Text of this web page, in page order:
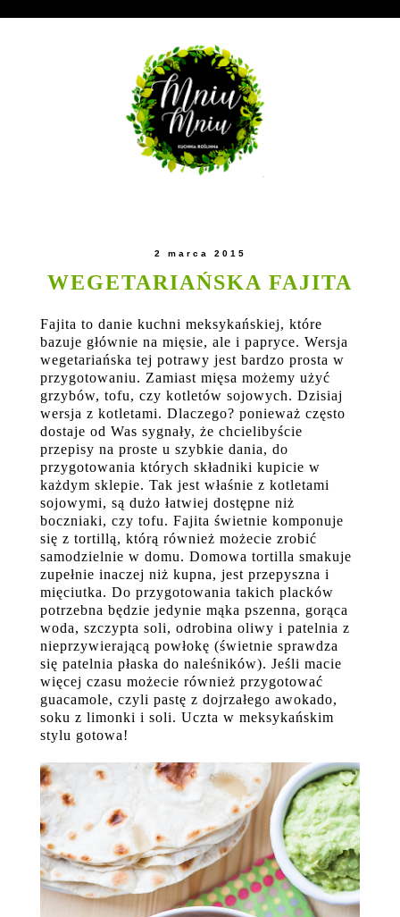
2 marca 2015
WEGETARIAŃSKA FAJITA
Fajita to danie kuchni meksykańskiej, które
bazuje głównie na mięsie, ale i papryce. Wersja
wegetariańska tej potrawy jest bardzo prosta w
przygotowaniu. Zamiast mięsa możemy użyć
grzybów, tofu, czy kotletów sojowych. Dzisiaj
wersja z kotletami. Dlaczego? ponieważ często
dostaje od Was sygnały, że chcielibyście
przepisy na proste u szybkie dania, do
przygotowania których składniki kupicie w
każdym sklepie. Tak jest właśnie z kotletami
sojowymi, są dużo łatwiej dostępne niż
boczniaki, czy tofu. Fajita świetnie komponuje
się z tortillą, którą również możecie zrobić
samodzielnie w domu. Domowa tortilla smakuje
zupełnie inaczej niż kupna, jest przepyszna i
mięciutka. Do przygotowania takich placków
potrzebna będzie jedynie mąka pszenna, gorąca
woda, szczypta soli, odrobina oliwy i patelnia z
nieprzywierającą powłokę (świetnie sprawdza
się patelnia płaska do naleśników). Jeśli macie
więcej czasu możecie również przygotować
guacamole, czyli pastę z dojrzałego awokado,
soku z limonki i soli. Uczta w meksykańskim
stylu gotowa!